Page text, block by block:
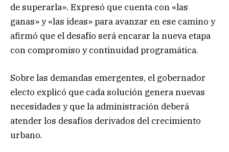
de superarla». Expresó que cuenta con «las
ganas» y «las ideas» para avanzar en ese camino y
afirmó que el desafío será encarar la nueva etapa
con compromiso y continuidad programática.
Sobre las demandas emergentes, el gobernador
electo explicó que cada solución genera nuevas
necesidades y que la administración deberá
atender los desafíos derivados del crecimiento
urbano.